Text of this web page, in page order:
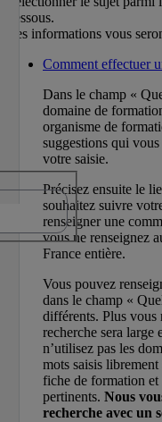
dessous.
Les informations vous
Comment effectuer
Dans le champ «
domaine de
organisme de
suggestions qui
votre saisie.
Précisez ensuite le
souhaitez suivre
renseigner une
vous ne renseignez
France entière.
Vous pouvez
dans le champ «
différents. Plus vous
recherche sera large
n’utilisez pas les
mots saisis
fiche de formation et
pertinents. Nous
recherche avec un